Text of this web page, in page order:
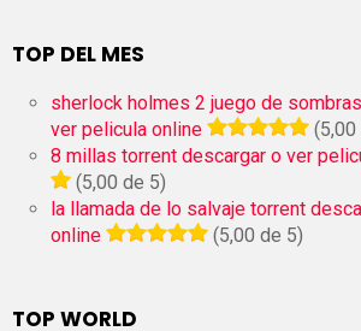
TOP DEL MES
sherlock holmes 2 juego de
ver pelicula online
(5,00
8 millas torrent descargar o ver
(5,00 de 5)
la llamada de lo salvaje torrent
online
(5,00 de 5)
TOP WORLD